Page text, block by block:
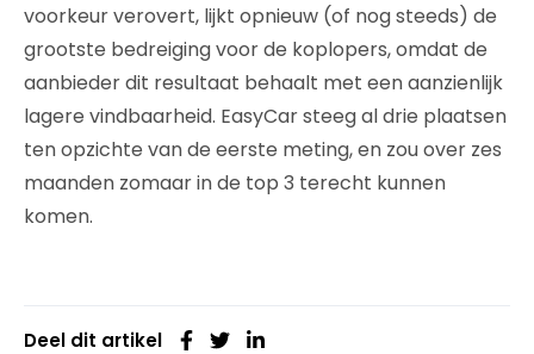
voorkeur verovert, lijkt opnieuw (of nog steeds) de
grootste bedreiging voor de koplopers, omdat de
aanbieder dit resultaat behaalt met een aanzienlijk
lagere vindbaarheid. EasyCar steeg al drie plaatsen
ten opzichte van de eerste meting, en zou over zes
maanden zomaar in de top 3 terecht kunnen
komen.
Deel dit artikel